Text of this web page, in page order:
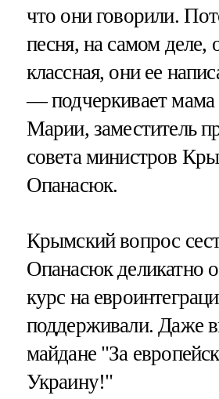
что они говорили.
песня, на самом деле,
классная, они ее
— подчеркивает
Марии, заместитель
совета министров
Опанасюк.
Крымский вопрос
Опанасюк деликатно
курс на
поддерживали. Даже
майдане "За
Украину!"